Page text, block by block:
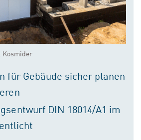
Kosmider
für Gebäude sicher planen
DIN 18014/A1 im